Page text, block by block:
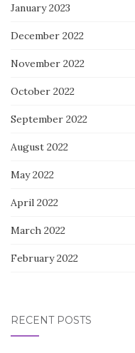
January 2023
December 2022
November 2022
October 2022
September 2022
August 2022
May 2022
April 2022
March 2022
February 2022
RECENT POSTS